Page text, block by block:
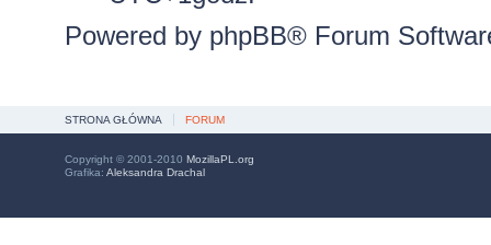
Powered by phpBB® Forum
STRONA GŁÓWNA FORUM
Copyright © 2001-2010 MozillaPL.org
Grafika: Aleksandra Drachal